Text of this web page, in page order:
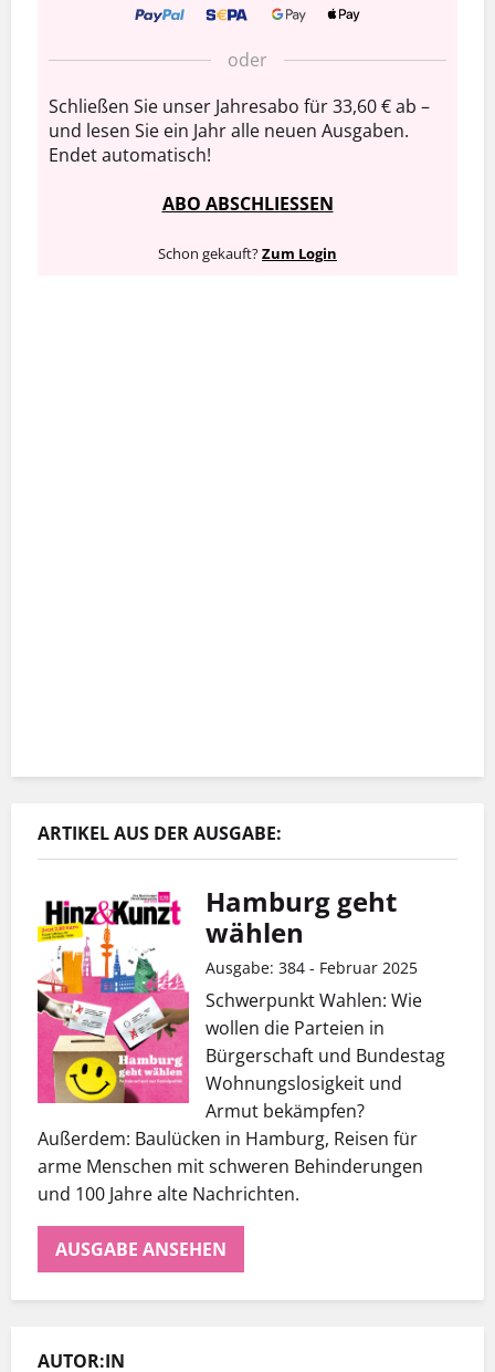
oder
Schließen Sie unser Jahresabo für 33,60 € ab –
und lesen Sie ein Jahr alle neuen Ausgaben.
Endet automatisch!
ABO ABSCHLIESSEN
Schon gekauft?Zum Login
ARTIKEL AUS DER AUSGABE:
Hamburg geht
wählen
Ausgabe: 384 - Februar 2025
Schwerpunkt Wahlen: Wie
wollen die Parteien in
Bürgerschaft und Bundestag
Wohnungslosigkeit und
Armut bekämpfen?
Außerdem: Baulücken in Hamburg, Reisen für
arme Menschen mit schweren Behinderungen
und 100 Jahre alte Nachrichten.
AUSGABE ANSEHEN
AUTOR:IN